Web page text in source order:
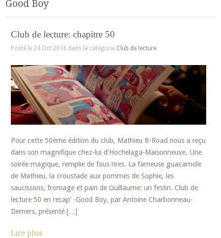
Good Boy
Club de lecture: chapitre 50
Posté le 24 Oct 2018 dans la catégorie Club de lecture
Pour cette 50ème édition du club, Mathieu B-Road nous a reçu
dans son magnifique chez-lui d’Hochelaga-Maisonneuve. Une
soirée magique, remplie de fous rires. La fameuse guacamole
de Mathieu, la croustade aux pommes de Sophie, les
saucissons, fromage et pain de Guillaume: un festin. Club de
lecture 50 en recap’ -Good Boy, par Antoine Charbonneau-
Demers, présenté […]
Lire plus